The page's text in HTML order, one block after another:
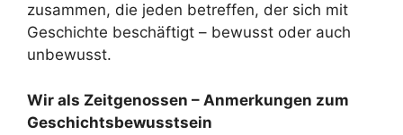
zusammen, die jeden betreffen, der sich mit
Geschichte beschäftigt – bewusst oder auch
unbewusst.
Wir als Zeitgenossen – Anmerkungen zum
Geschichtsbewusstsein